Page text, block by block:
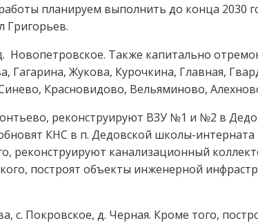
планируем выполнить до конца 2030
Григорьев.
Новопетровское. Также капитально
Гагарина, Жукова, Курочкина, Главная,
Красновидово, Вельяминово,
реконструируют ВЗУ №1 и №2 в
КНС в п. Дедовской школы-
реконструируют канализационный
построят объекты инженерной
с. Покровское, д. Черная. Кроме того,